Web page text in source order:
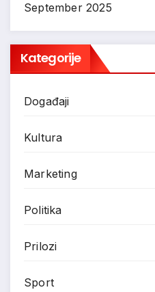
September 2025
Kategorije
Događaji
Kultura
Marketing
Politika
Prilozi
Sport